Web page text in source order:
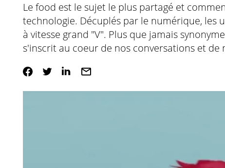
Le food est le sujet le plus partagé et
technologie. Décuplés par le numérique, les
à vitesse grand "V". Plus que jamais
s'inscrit au coeur de nos conversations et de